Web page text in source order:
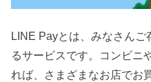
LINE Payとは、みなさん
るサービスです。コンビニ
れば、さまざまなお店でお